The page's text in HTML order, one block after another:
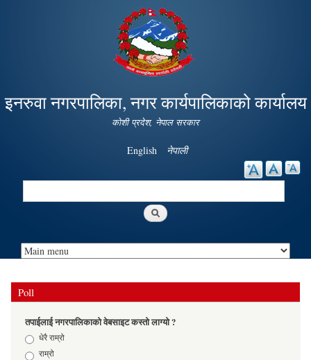
Skip to
main
content
इनरुवा नगरपालिका, नगर कार्यपालिकाको कार्यालय
कोशी प्रदेश, नेपाल सरकार
English नेपाली
Search
Poll
तपाईलाई नगरपालिकाको वेबसाइट कस्तो लाग्यो ?
Choicesधेरै राम्रो
राम्रो